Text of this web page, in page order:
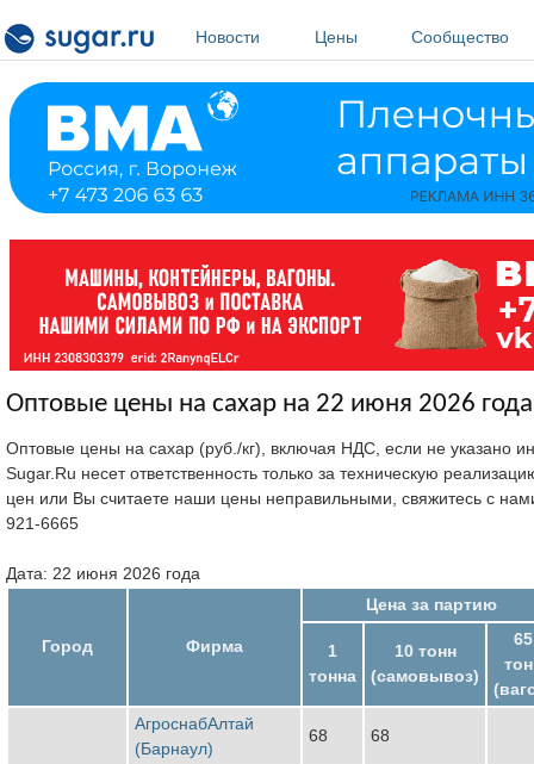
Новости
Цены Сообщество
Оптовые цены на сахар на 22 июня 2026
Оптовые цены на сахар (руб./кг), включая НДС, если не указано
Sugar.Ru несет ответственность только за техническую
цен или Вы считаете наши цены неправильными, свяжитесь с
921-6665
Дата: 22 июня 2026 года
Город Фирма
Цена за партию
1
тонна
10 тонн
(самовывоз)
65
АгроснабАлтай
(Барнаул)
68 68